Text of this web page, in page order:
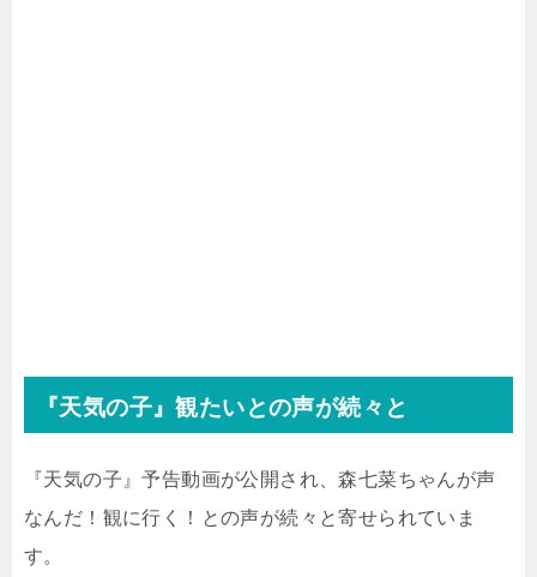
『天気の子』観たいとの声が続々と
『天気の子』予告動画が公開され、森七菜ちゃんが声
なんだ！観に行く！との声が続々と寄せられていま
す。